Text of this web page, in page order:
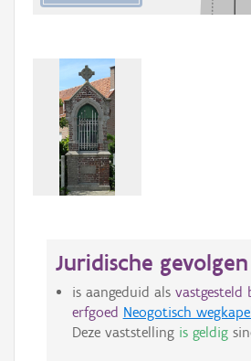
Juridische gevolgen
is aangeduid als vastgesteld
erfgoed Neogotisch
Deze vaststelling is geldig